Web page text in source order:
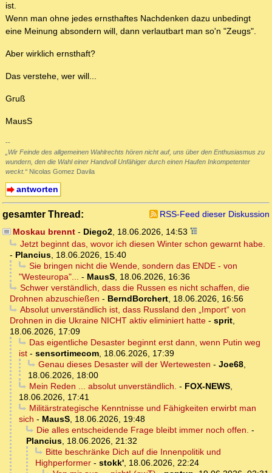
ist.
Wenn man ohne jedes ernsthaftes Nachdenken dazu unbedingt
eine Meinung absondern will, dann verlautbart man so'n "Zeugs".
Aber wirklich ernsthaft?
Das verstehe, wer will...
Gruß
MausS
--
„Wir Feinde des allgemeinen Wahlrechts hören nicht auf, uns über den Enthusiasmus zu
wundern, den die Wahl einer Handvoll Unfähiger durch einen Haufen Inkompetenter
weckt.“ Nicolas Gomez Davila
antworten
gesamter Thread:
RSS-Feed dieser Diskussion
Moskau brennt- Diego2, 18.06.2026, 14:53
Jetzt beginnt das, wovor ich diesen Winter schon gewarnt habe.
- Plancius, 18.06.2026, 15:40
Sie bringen nicht die Wende, sondern das ENDE - von
"Westeuropa"... - MausS, 18.06.2026, 16:36
Schwer verständlich, dass die Russen es nicht schaffen, die
Drohnen abzuschießen - BerndBorchert, 18.06.2026, 16:56
Absolut unverständlich ist, dass Russland den „Import“ von
Drohnen in die Ukraine NICHT aktiv eliminiert hatte - sprit,
18.06.2026, 17:09
Das eigentliche Desaster beginnt erst dann, wenn Putin weg
ist - sensortimecom, 18.06.2026, 17:39
Genau dieses Desaster will der Wertewesten - Joe68,
18.06.2026, 18:00
Mein Reden ... absolut unverständlich. - FOX-NEWS,
18.06.2026, 17:41
Militärstrategische Kenntnisse und Fähigkeiten erwirbt man
sich - MausS, 18.06.2026, 19:48
Die alles entscheidende Frage bleibt immer noch offen. -
Plancius, 18.06.2026, 21:32
Bitte beschränke Dich auf die Innenpolitik und
Highperformer - stokk', 18.06.2026, 22:24